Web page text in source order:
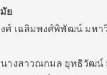
ย
งศ์ เฉลิมพงศ์พิพัฒน์ มห
นางสาวณกมล ยุทธิวัฒ